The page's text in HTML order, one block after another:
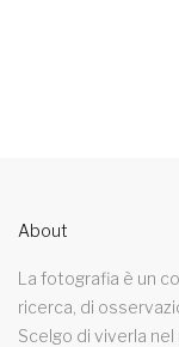
About
La fotografia è un
ricerca, di
Scelgo di viverla